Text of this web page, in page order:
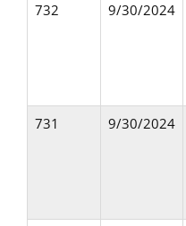
732
9/30/2024
731
9/30/2024